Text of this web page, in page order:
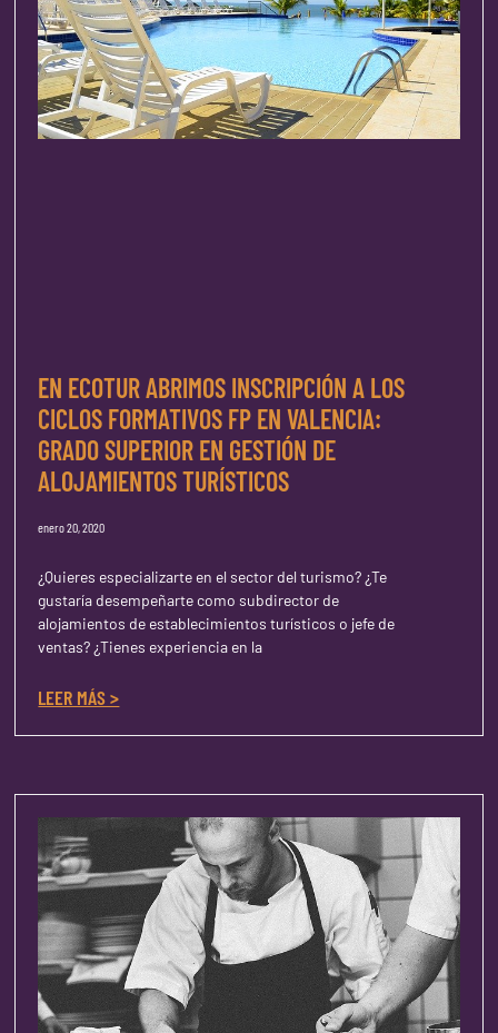
EN ECOTUR ABRIMOS INSCRIPCIÓN A LOS
CICLOS FORMATIVOS FP EN VALENCIA:
GRADO SUPERIOR EN GESTIÓN DE
ALOJAMIENTOS TURÍSTICOS
enero 20, 2020
¿Quieres especializarte en el sector del turismo? ¿Te
gustaría desempeñarte como subdirector de
alojamientos de establecimientos turísticos o jefe de
ventas? ¿Tienes experiencia en la
LEER MÁS >